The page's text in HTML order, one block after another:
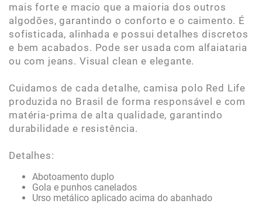
mais forte e macio que a maioria dos outros
algodões, garantindo o conforto e o caimento. É
sofisticada, alinhada e possui detalhes discretos
e bem acabados. Pode ser usada com alfaiataria
ou com jeans. Visual clean e elegante.
Cuidamos de cada detalhe, camisa polo Red Life
produzida no Brasil de forma responsável e com
matéria-prima de alta qualidade, garantindo
durabilidade e resistência.
Detalhes:
Abotoamento duplo
Gola e punhos canelados
Urso metálico aplicado acima do abanhado